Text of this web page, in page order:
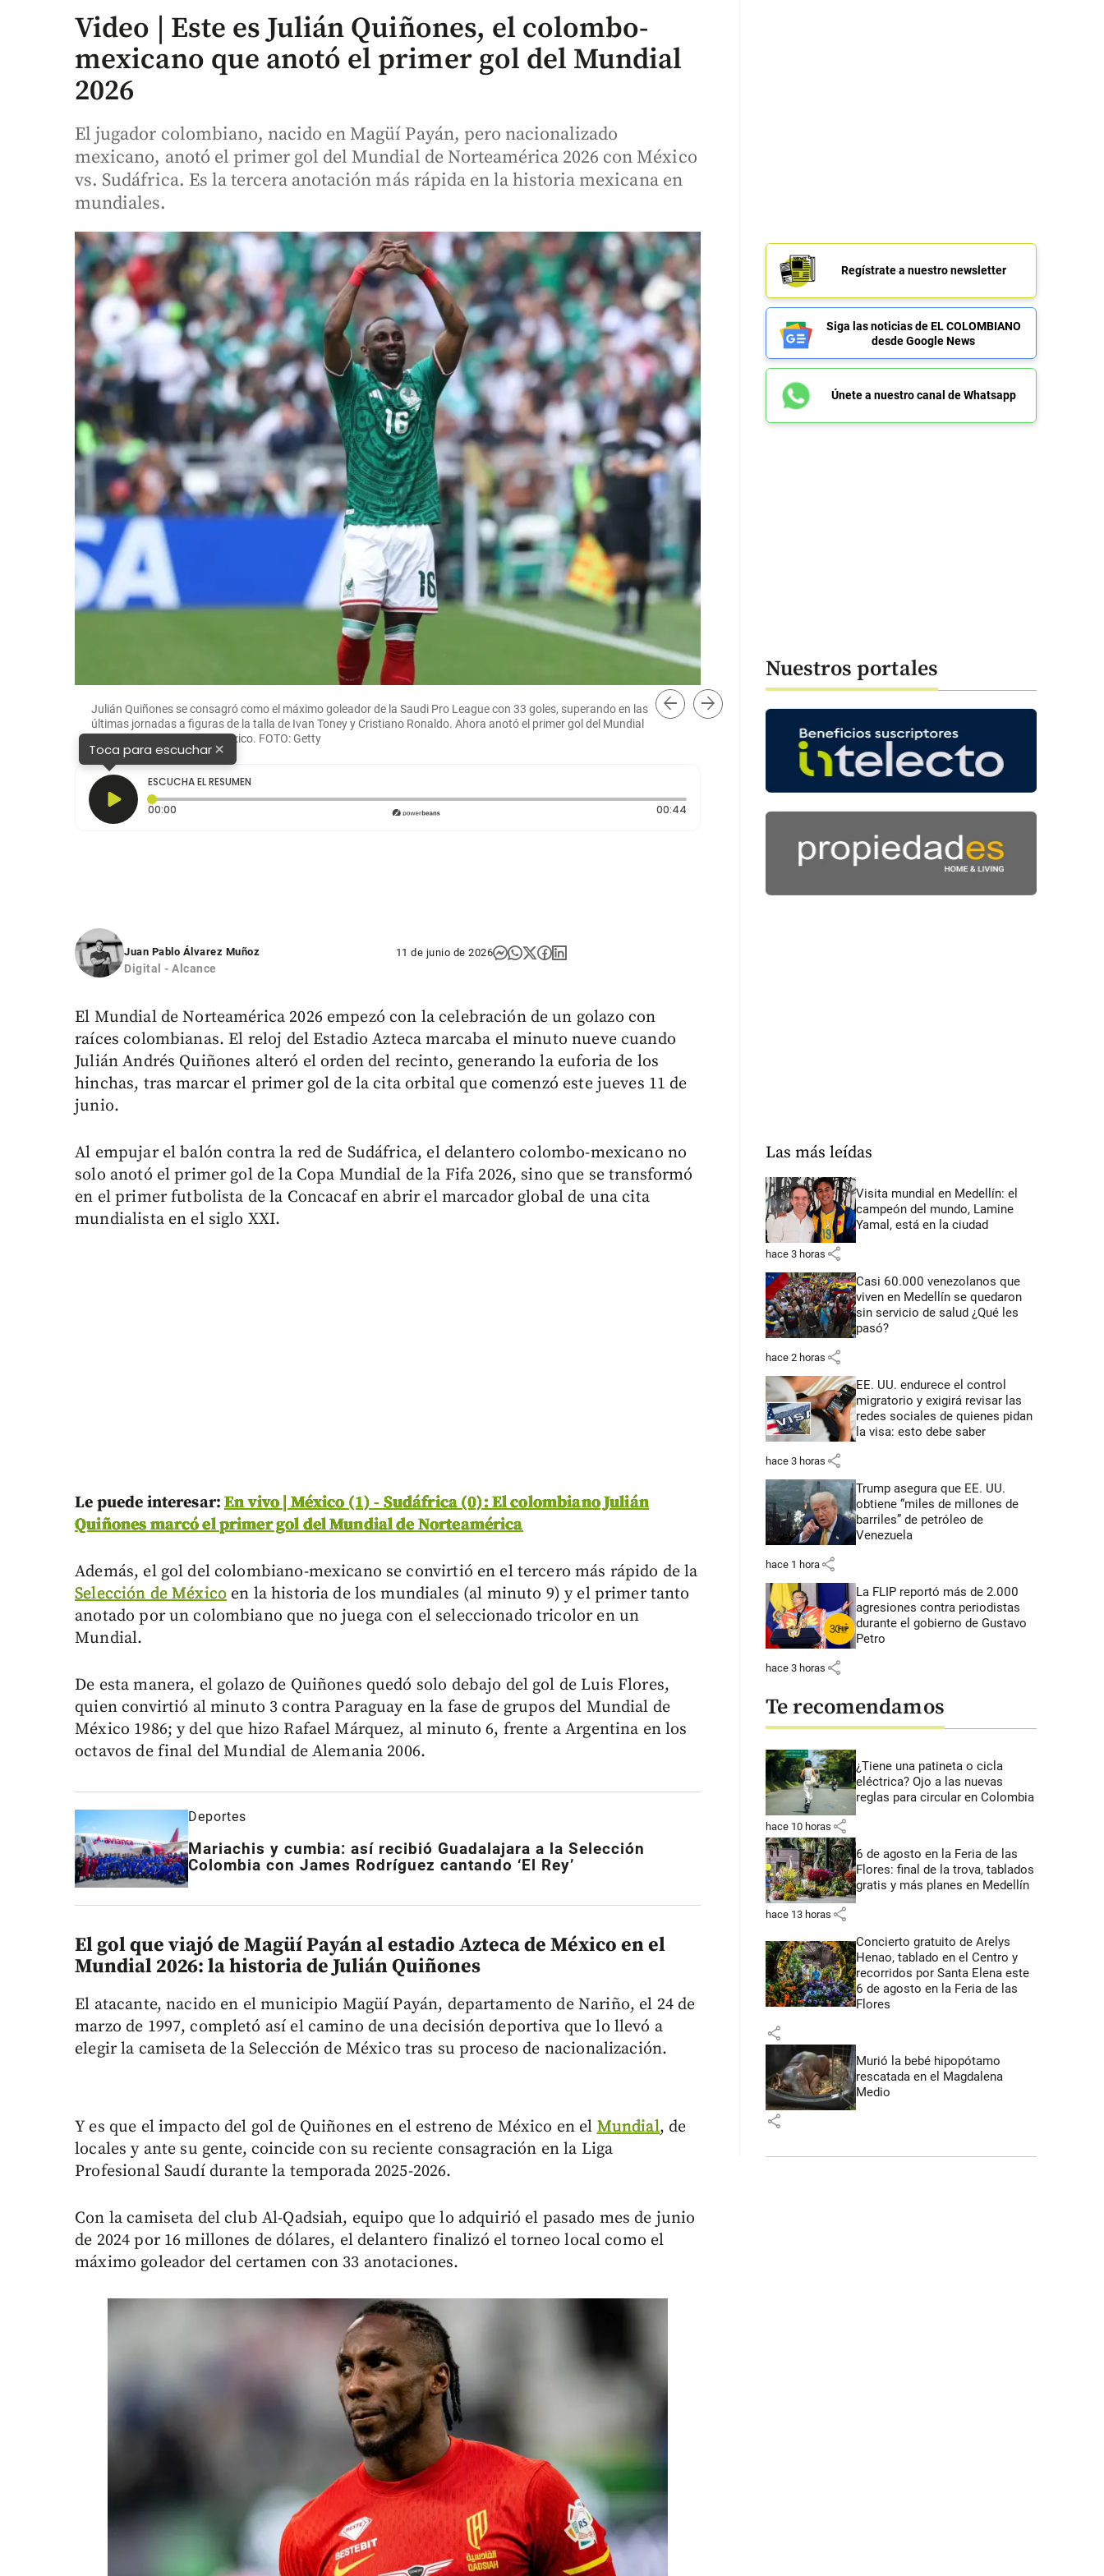
Video | Este es Julián Quiñones, el colombo-
mexicano que anotó el primer gol del Mundial
2026
El jugador colombiano, nacido en Magüí Payán, pero nacionalizado
mexicano, anotó el primer gol del Mundial de Norteamérica 2026 con México
vs. Sudáfrica. Es la tercera anotación más rápida en la historia mexicana en
mundiales.
arrow_back
Julián Quiñones se consagró como el máximo goleador de la Saudi Pro League con 33 goles, superando en las
últimas jornadas a figuras de la talla de Ivan Toney y Cristiano Ronaldo. Ahora anotó el primer gol del Mundial
2026 con la camiseta de México. FOTO: Getty
Julian Quiñones en el club Al-Qadsiah. FOTO: Tomada de redes sociales de
arrow_forward
Toca para escuchar×
ESCUCHA EL RESUMEN
00:00
00:44Duración: 44 segundos
Juan Pablo Álvarez Muñoz
Digital - Alcance
11 de junio de 2026
El Mundial de Norteamérica 2026 empezó con la celebración de un golazo con
raíces colombianas. El reloj del Estadio Azteca marcaba el minuto nueve cuando
Julián Andrés Quiñones alteró el orden del recinto, generando la euforia de los
hinchas, tras marcar el primer gol de la cita orbital que comenzó este jueves 11 de
junio.
Al empujar el balón contra la red de Sudáfrica, el delantero colombo-mexicano no
solo anotó el primer gol de la Copa Mundial de la Fifa 2026, sino que se transformó
en el primer futbolista de la Concacaf en abrir el marcador global de una cita
mundialista en el siglo XXI.
Le puede interesar:En vivo | México (1) - Sudáfrica (0): El colombiano Julián
Quiñones marcó el primer gol del Mundial de Norteamérica
Además, el gol del colombiano-mexicano se convirtió en el tercero más rápido de la
Selección de Méxicoen la historia de los mundiales (al minuto 9) y el primer tanto
anotado por un colombiano que no juega con el seleccionado tricolor en un
Mundial.
De esta manera, el golazo de Quiñones quedó solo debajo del gol de Luis Flores,
quien convirtió al minuto 3 contra Paraguay en la fase de grupos del Mundial de
México 1986; y del que hizo Rafael Márquez, al minuto 6, frente a Argentina en los
octavos de final del Mundial de Alemania 2006.
Deportes
Mariachis y cumbia: así recibió Guadalajara a la Selección
Colombia con James Rodríguez cantando ‘El Rey’
El gol que viajó de Magüí Payán al estadio Azteca de México en el
Mundial 2026: la historia de Julián Quiñones
El atacante, nacido en el municipio Magüí Payán, departamento de Nariño, el 24 de
marzo de 1997, completó así el camino de una decisión deportiva que lo llevó a
elegir la camiseta de la Selección de México tras su proceso de nacionalización.
Y es que el impacto del gol de Quiñones en el estreno de México en elMundial, de
locales y ante su gente, coincide con su reciente consagración en la Liga
Profesional Saudí durante la temporada 2025-2026.
Con la camiseta del club Al-Qadsiah, equipo que lo adquirió el pasado mes de junio
de 2024 por 16 millones de dólares, el delantero finalizó el torneo local como el
máximo goleador del certamen con 33 anotaciones.
Regístrate a nuestro newsletter
Siga las noticias de EL COLOMBIANO
desde Google News
Únete a nuestro canal de Whatsapp
Nuestros portales
Las más leídas
Visita mundial en Medellín: el
campeón del mundo, Lamine
Yamal, está en la ciudad
hace 3 horas share
Casi 60.000 venezolanos que
viven en Medellín se quedaron
sin servicio de salud ¿Qué les
pasó?
hace 2 horas share
EE. UU. endurece el control
migratorio y exigirá revisar las
redes sociales de quienes pidan
la visa: esto debe saber
hace 3 horas share
Trump asegura que EE. UU.
obtiene “miles de millones de
barriles” de petróleo de
Venezuela
hace 1 hora share
La FLIP reportó más de 2.000
agresiones contra periodistas
durante el gobierno de Gustavo
Petro
hace 3 horas share
Te recomendamos
¿Tiene una patineta o cicla
eléctrica? Ojo a las nuevas
reglas para circular en Colombia
hace 10 horas share
6 de agosto en la Feria de las
Flores: final de la trova, tablados
gratis y más planes en Medellín
hace 13 horas share
Concierto gratuito de Arelys
Henao, tablado en el Centro y
recorridos por Santa Elena este
6 de agosto en la Feria de las
Flores
share
Murió la bebé hipopótamo
rescatada en el Magdalena
Medio
share